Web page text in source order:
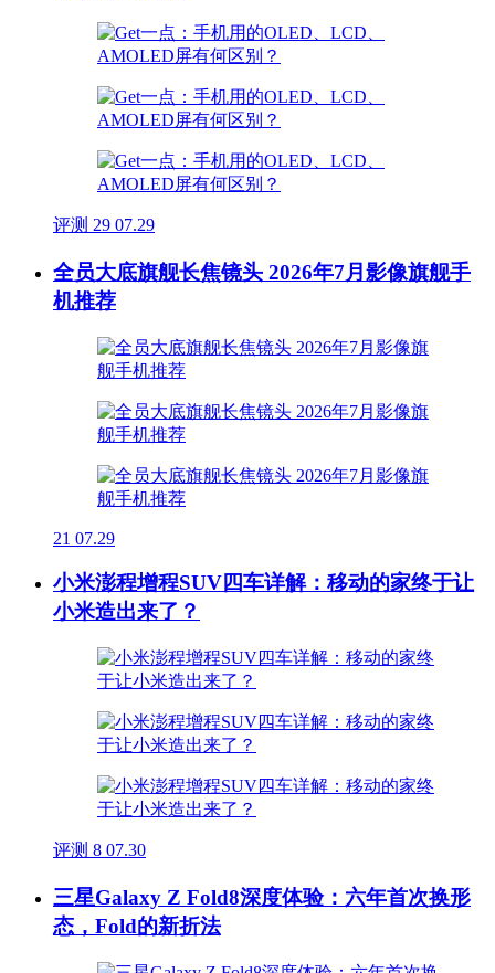
评测 29 07.29
全员大底旗舰长焦镜头 2026年7月影像旗舰手
机推荐
21 07.29
小米澎程增程SUV四车详解：移动的家终于让
小米造出来了？
评测 8 07.30
三星Galaxy Z Fold8深度体验：六年首次换形
态，Fold的新折法